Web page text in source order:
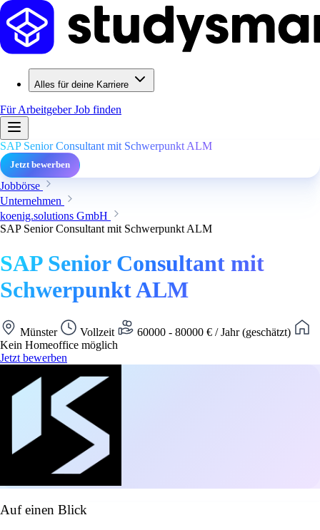
Alles für deine Karriere
Für ArbeitgeberJob finden
SAP Senior Consultant mit Schwerpunkt ALM
Jetzt bewerben
Jobbörse
Unternehmen
koenig.solutions GmbH
SAP Senior Consultant mit Schwerpunkt ALM
SAP Senior Consultant mit
Schwerpunkt ALM
Münster Vollzeit
60000 - 80000 € / Jahr (geschätzt)
Kein Homeoffice möglich
Jetzt bewerben
Auf einen Blick